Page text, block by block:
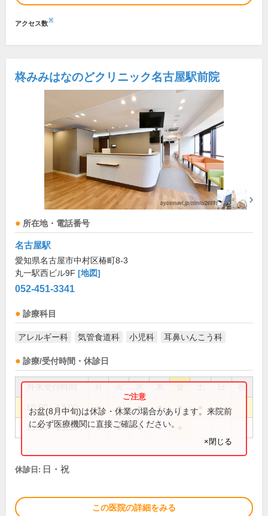
アクセス数※
柊みみはなのどクリニック名古屋駅前院
所在地・電話番号
名古屋駅
愛知県名古屋市中村区椿町8-3
丸一駅西ビル9F [地図]
052-451-3341
診療科目
アレルギー科 気管食道科 小児科 耳鼻いんこう科
診療/受付時間・休診日
祝
10:00～13:00 ● ● ● ● ●
15:30～19:30 ● ● ● ●
お盆(8月中旬)は休診・休業の場合があります。来院前
に必ず医療機関に直接ご確認ください。
×閉じる
休診日: 日・祝
この医院の詳細をみる